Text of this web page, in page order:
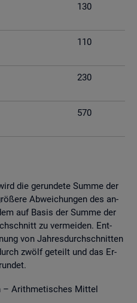
130
110
230
570
die ge­run­de­te Summe der
Ab­wei­chun­gen des an­
auf Basis der Summe der
zu ver­mei­den. Ent­
von Jah­res­durch­schnit­ten
zwölf ge­teilt und das Er­
– Arith­me­ti­sches Mit­tel